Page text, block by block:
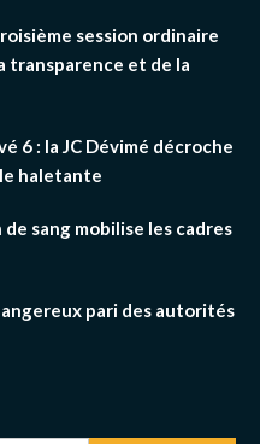
session ordinaire
transparence et de la
6 : la JC Dévimé décroche
haletante
sang mobilise les cadres
pari des autorités